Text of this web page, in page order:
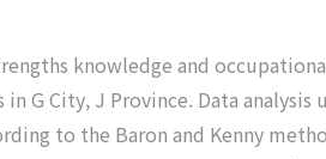
knowledge and
G City, J Province. Data analysis
to the Baron and Kenny